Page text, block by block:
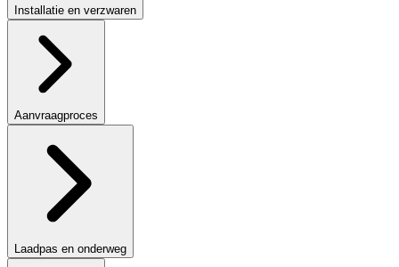
Installatie en verzwaren
Aanvraagproces
Laadpas en onderweg